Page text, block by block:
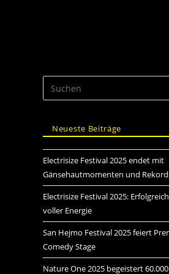
Neueste Beiträge
Electrisize Festival 2025 endet mit
Gänsehautmomenten und
Electrisize Festival 2025:
voller Energie
San Hejmo Festival 2025 feiert
Comedy Stage
Nature One 2025 begeistert